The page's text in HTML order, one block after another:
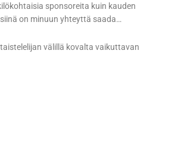
sponsoreita kuin kauden
on minuun yhteyttä saada…
välillä kovalta vaikuttavan